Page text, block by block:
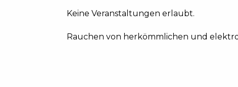
Keine Veranstaltungen erlaubt.
Rauchen von herkömmlichen und